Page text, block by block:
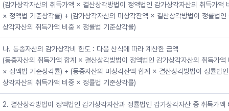
(감가상각자산의 취득가액 × 결산상각방법이 정액법인 감가상각자산의 취득가액
× 정액법 기준상각률) + (감가상각자산의 미상각잔액 × 결산상각방법이 정률법인
상각자산의 취득가액 비중 × 정률법 기준상각률)
나. 동종자산의 감가상각비 한도 : 다음 산식에 따라 계산한 금액
(동종자산의 취득가액 합계 × 결산상각방법이 정액법인 감가상각자산의 취득가액
× 정액법 기준상각률) + (동종자산의 미상각잔액 합계 × 결산상각방법이 정률법
상각자산의 취득가액 비중 × 정률법 기준상각률)
2. 결산상각방법이 정액법인 감가상각자산과 정률법인 감가상각자산 중 취득가액